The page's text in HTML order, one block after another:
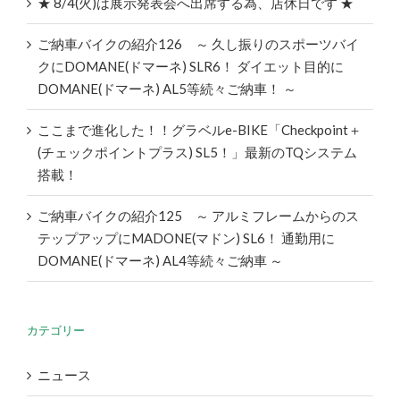
ご納車バイクの紹介126 ～ 久し振りのスポーツバイ
クにDOMANE(ドマーネ) SLR6！ ダイエット目的に
DOMANE(ドマーネ) AL5等続々ご納車！ ～
ここまで進化した！！グラベルe-BIKE「Checkpoint＋
(チェックポイントプラス) SL5！」最新のTQシステム
搭載！
ご納車バイクの紹介125 ～ アルミフレームからのス
テップアップにMADONE(マドン) SL6！ 通勤用に
DOMANE(ドマーネ) AL4等続々ご納車 ～
カテゴリー
ニュース